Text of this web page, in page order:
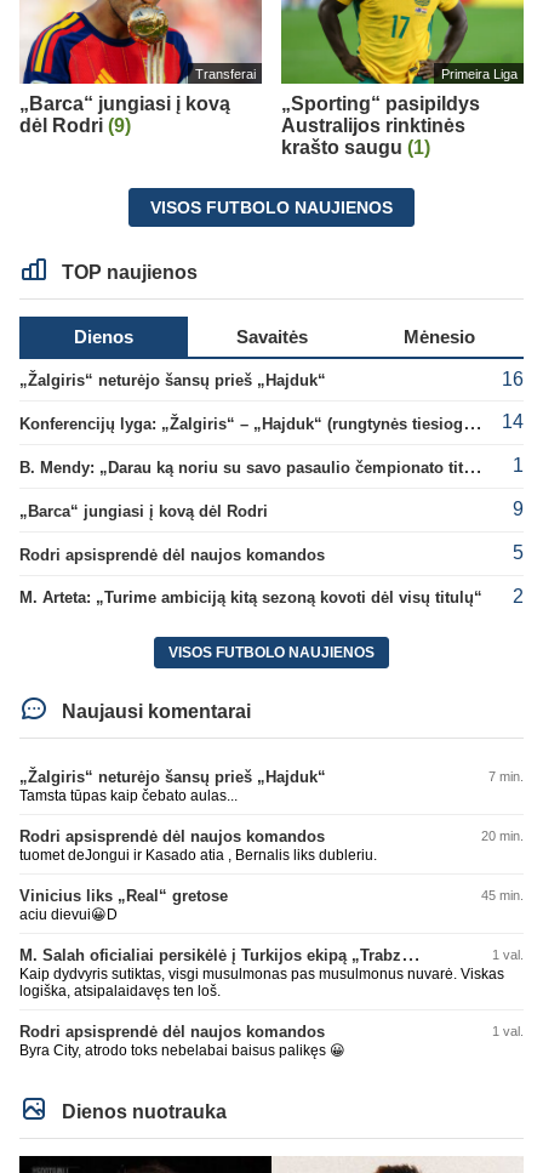
Transferai
„Barca“ jungiasi į kovą
dėl Rodri (9)
Primeira Liga
„Sporting“ pasipildys
Australijos rinktinės
krašto saugu (1)
VISOS FUTBOLO NAUJIENOS
TOP naujienos
Dienos Savaitės Mėnesio
„Žalgiris“ neturėjo šansų prieš „Hajduk“ 16
Konferencijų lyga: „Žalgiris“ – „Hajduk“ (rungtynės tiesiogiai) 14
B. Mendy: „Darau ką noriu su savo pasaulio čempionato titulu“ 1
„Barca“ jungiasi į kovą dėl Rodri 9
Rodri apsisprendė dėl naujos komandos 5
M. Arteta: „Turime ambiciją kitą sezoną kovoti dėl visų titulų“ 2
VISOS FUTBOLO NAUJIENOS
Naujausi komentarai
„Žalgiris“ neturėjo šansų prieš „Hajduk“ 7 min.
Tamsta tūpas kaip čebato aulas...
Rodri apsisprendė dėl naujos komandos 20 min.
tuomet deJongui ir Kasado atia , Bernalis liks dubleriu.
Vinicius liks „Real“ gretose 45 min.
aciu dievui😀D
M. Salah oficialiai persikėlė į Turkijos ekipą „Trabzonspor“ 1 val.
Kaip dydvyris sutiktas, visgi musulmonas pas musulmonus nuvarė. Viskas
logiška, atsipalaidavęs ten loš.
Rodri apsisprendė dėl naujos komandos 1 val.
Byra City, atrodo toks nebelabai baisus palikęs 😀
Dienos nuotrauka